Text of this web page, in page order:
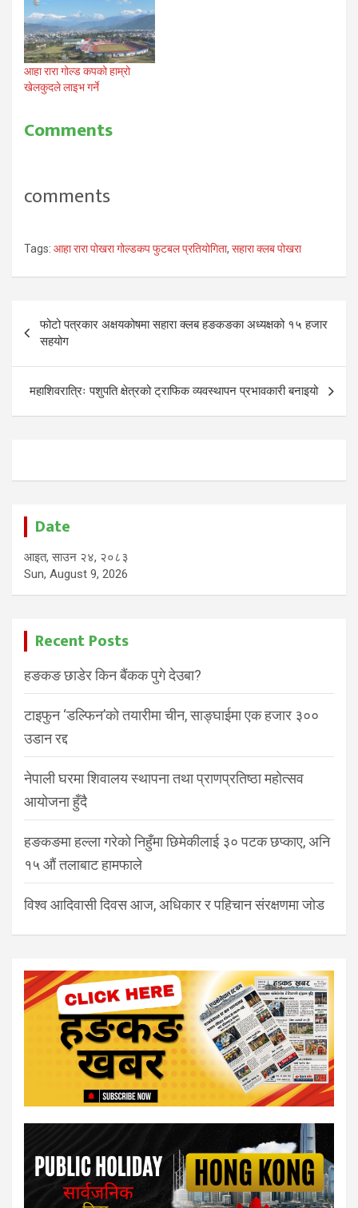
आहा रारा गोल्ड कपको हाम्रो
खेलकुदले लाइभ गर्ने
Comments
comments
Tags: आहा रारा पोखरा गोल्डकप फुटबल प्रतियोगिता, सहारा क्लब पोखरा
Post
navigation
फोटो पत्रकार अक्षयकोषमा सहारा क्लब हङकङका अध्यक्षको १५ हजार
सहयोग
महाशिवरात्रिः पशुपति क्षेत्रको ट्राफिक व्यवस्थापन प्रभावकारी बनाइयो
Date
आइत, साउन २४, २०८३
Sun, August 9, 2026
Recent Posts
हङकङ छाडेर किन बैंकक पुगे देउबा?
टाइफुन ‘डल्फिन’को तयारीमा चीन, साङ्घाईमा एक हजार ३००
उडान रद्द
नेपाली घरमा शिवालय स्थापना तथा प्राणप्रतिष्ठा महोत्सव
आयोजना हुँदै
हङकङमा हल्ला गरेको निहुँमा छिमेकीलाई ३० पटक छप्काए, अनि
१५ औं तलाबाट हामफाले
विश्व आदिवासी दिवस आज, अधिकार र पहिचान संरक्षणमा जोड